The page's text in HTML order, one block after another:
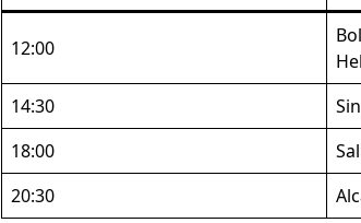
12:00
14:30
18:00
20:30